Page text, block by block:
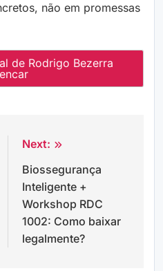
não em promessas
de Rodrigo Bezerra
Next:
Biossegurança
Inteligente +
Workshop RDC
1002: Como baixar
legalmente?